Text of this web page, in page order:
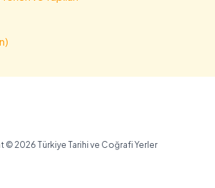
© 2026 Türkiye Tarihi ve Coğrafi Yerler